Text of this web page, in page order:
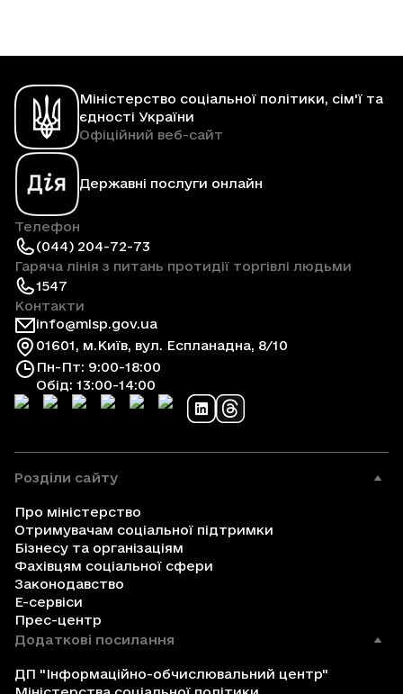
Міністерство соціальної політики, сім'ї та
єдності України
Офіційний веб-сайт
Державні послуги онлайн
Телефон
(044) 204-72-73
Гаряча лінія з питань протидії торгівлі людьми
1547
Контакти
info@mlsp.gov.ua
01601, м.Київ, вул. Еспланадна, 8/10
Пн-Пт: 9:00-18:00
Обід: 13:00-14:00
Розділи сайту
Про міністерство
Отримувачам соціальної підтримки
Бізнесу та організаціям
Фахівцям соціальної сфери
Законодавство
Е-сервіси
Прес-центр
Додаткові посилання
ДП "Інформаційно-обчислювальний центр"